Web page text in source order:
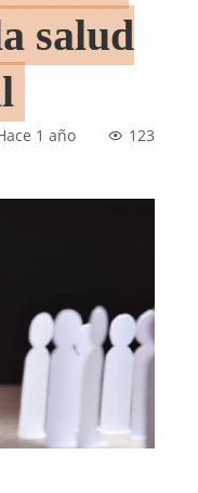
salud
1 año 123